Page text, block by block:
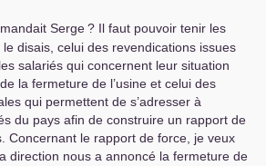
Serge? Il faut pouvoir tenir les
disais, celui des revendications issues
salariés qui concernent leur situation
la fermeture de l’usine et celui des
qui permettent de s’adresser à
du pays afin de construire un rapport de
Concernant le rapport de force, je veux
direction nous a annoncé la fermeture de